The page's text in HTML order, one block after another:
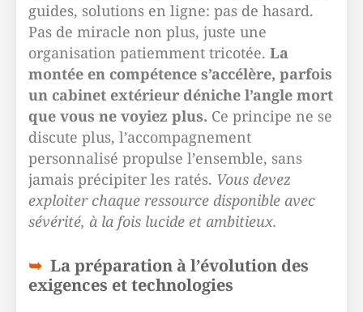
guides, solutions en ligne: pas de hasard.
Pas de miracle non plus, juste une
organisation patiemment tricotée. La
montée en compétence s’accélère, parfois
un cabinet extérieur déniche l’angle mort
que vous ne voyiez plus. Ce principe ne se
discute plus, l’accompagnement
personnalisé propulse l’ensemble, sans
jamais précipiter les ratés. Vous devez
exploiter chaque ressource disponible avec
sévérité, à la fois lucide et ambitieux.
La préparation à l’évolution des
exigences et technologies